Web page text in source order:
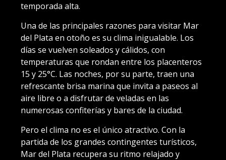
temporada alta.
Una de las principales razones para visitar Mar
del Plata en otoño es su clima inigualable. Los
días se vuelven soleados y cálidos, con
temperaturas que rondan entre los placenteros
15 y 25°C. Las noches, por su parte, traen una
refrescante brisa marina que invita a paseos al
aire libre o a disfrutar de veladas en las
numerosas confiterías y bares de la ciudad.
Pero el clima no es el único atractivo. Con la
partida de los grandes contingentes turísticos,
Mar del Plata recupera su ritmo relajado y